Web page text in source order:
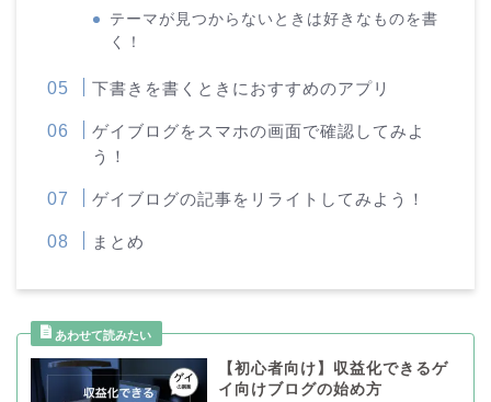
テーマが見つからないときは好きなものを書
く！
下書きを書くときにおすすめのアプリ
ゲイブログをスマホの画面で確認してみよ
う！
ゲイブログの記事をリライトしてみよう！
まとめ
【初心者向け】収益化できるゲ
イ向けブログの始め方